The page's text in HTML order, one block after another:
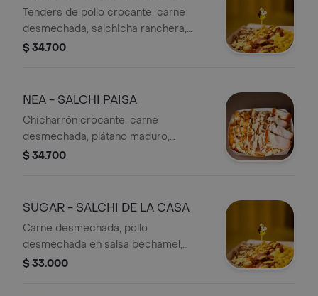
Tenders de pollo crocante, carne
desmechada, salchicha ranchera,
maiz tierno, queso mozzarella,
$ 34.700
NEA - SALCHI PAISA
Chicharrón crocante, carne
desmechada, plátano maduro,
salchicha americana, queso
$ 34.700
SUGAR - SALCHI DE LA CASA
Carne desmechada, pollo
desmechada en salsa bechamel,
platanito maduro, tocineta, queso
$ 33.000